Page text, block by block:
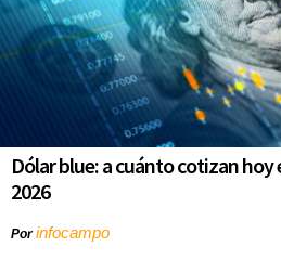
Dólar blue: a cuánto cotizan
2026
Porinfocampo